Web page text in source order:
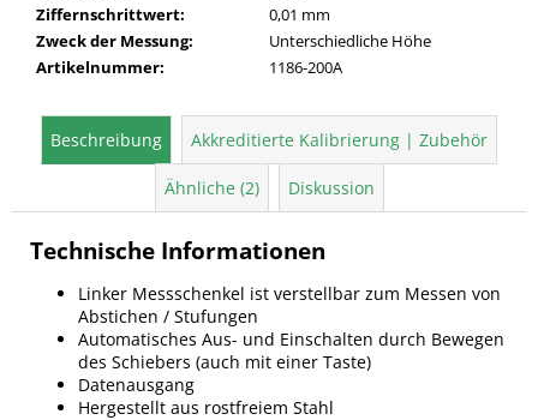
Ziffernschrittwert:
0,01 mm
Zweck der Messung:
Unterschiedliche Höhe
Artikelnummer: 1186-200A
Beschreibung Akkreditierte Kalibrierung | Zubehör
Ähnliche (2) Diskussion
Technische Informationen
Linker Messschenkel ist verstellbar zum Messen von
Abstichen / Stufungen
Automatisches Aus- und Einschalten durch Bewegen
des Schiebers (auch mit einer Taste)
Datenausgang
Hergestellt aus rostfreiem Stahl